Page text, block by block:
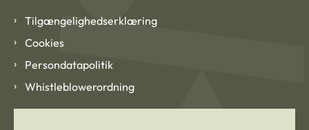
Tilgængelighedserklæring
Cookies
Persondatapolitik
Whistleblowerordning